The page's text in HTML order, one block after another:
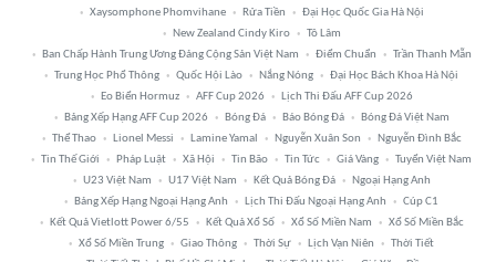
Xaysomphone Phomvihane
Rửa Tiền
Đại Học Quốc Gia Hà Nội
New Zealand Cindy Kiro
Tô Lâm
Ban Chấp Hành Trung Ương Đảng Cộng Sản Việt Nam
Điểm Chuẩn
Trần Thanh Mẫn
Trung Học Phổ Thông
Quốc Hội Lào Nắng Nóng
Đại Học Bách Khoa Hà Nội
Eo Biển Hormuz
AFF Cup 2026
Lịch Thi Đấu AFF Cup 2026
Bảng Xếp Hạng AFF Cup 2026
Bóng Đá Báo Bóng Đá
Bóng Đá Việt Nam
Thể Thao
Lionel Messi Lamine Yamal Nguyễn Xuân Son
Nguyễn Đình Bắc
Tin Thế Giới
Pháp Luật Xã Hội Tin Bão Tin Tức Giá Vàng
Tuyển Việt Nam
U23 Việt Nam
U17 Việt Nam Kết Quả Bóng Đá
Ngoại Hạng Anh
Bảng Xếp Hạng Ngoại Hạng Anh
Lịch Thi Đấu Ngoại Hạng Anh
Cúp C1
Kết Quả Vietlott Power 6/55
Kết Quả Xổ Số Xổ Số Miền Nam
Xổ Số Miền Bắc
Xổ Số Miền Trung
Giao Thông Thời Sự Lịch Vạn Niên
Thời Tiết